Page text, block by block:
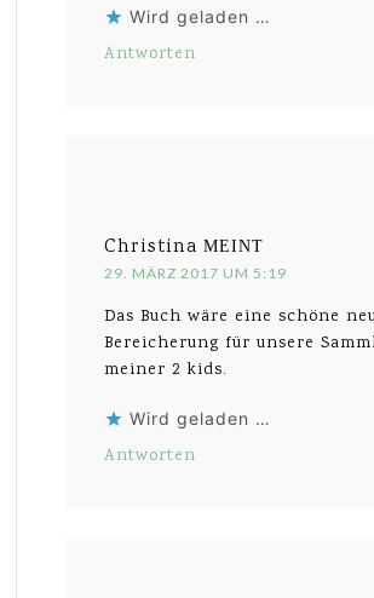
Wird geladen …
Antworten
Christina MEINT
29. MÄRZ 2017 UM 5:19
Das Buch wäre eine schöne
Bereicherung für unsere
meiner 2 kids.
Wird geladen …
Antworten